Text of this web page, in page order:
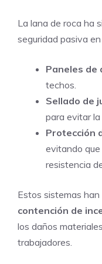
La lana de roca ha
seguridad pasiva
Paneles de
techos.
Sellado de
para evitar
Protección
evitando
resistencia
Estos sistemas
contención de
los daños
trabajadores.